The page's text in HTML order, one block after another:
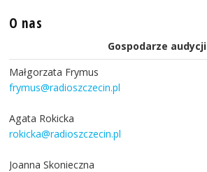
O nas
Gospodarze audycji
Małgorzata Frymus
frymus@radioszczecin.pl
Agata Rokicka
rokicka@radioszczecin.pl
Joanna Skonieczna